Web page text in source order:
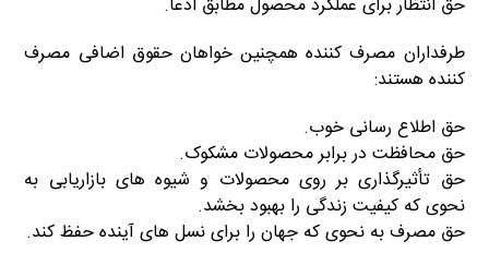
حق انتظار برای عملکرد محصول مطابق ادعا.
طرفداران مصرف کننده همچنین خواهان حقوق اضافی مصرف
کننده هستند:
حق اطلاع رسانی خوب.
حق محافظت در برابر محصولات مشکوک.
حق تأثیرگذاری بر روی محصولات و شیوه های بازاریابی به
نحوی که کیفیت زندگی را بهبود بخشد.
حق مصرف به نحوی که جهان را برای نسل های آینده حفظ کند.